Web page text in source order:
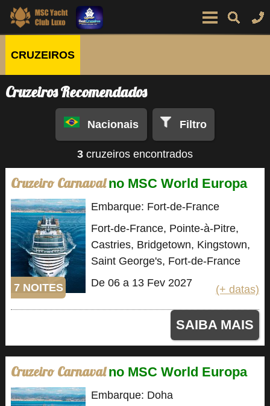
CRUZEIROS
Cruzeiros Recomendados
Nacionais Filtro
3 cruzeiros encontrados
Cruzeiro Carnaval no MSC World Europa
7 NOITES
Embarque: Fort-de-France
Fort-de-France, Pointe-à-Pitre,
Castries, Bridgetown, Kingstown,
Saint George's, Fort-de-France
De 06 a 13 Fev 2027
(+ datas)
SAIBA MAIS
Cruzeiro Carnaval no MSC World Europa
Embarque: Doha